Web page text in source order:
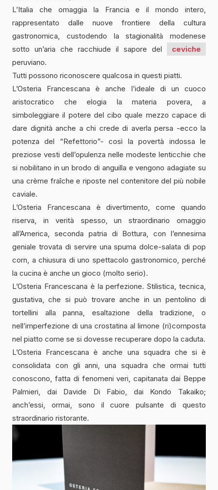
L’Italia che omaggia la Francia e il mondo intero,
rappresentato dalle nuove frontiere della cultura
gastronomica, custodendo la stagionalità modenese
sotto un’aria che racchiude il sapore del
ceviche
peruviano.
Tutti possono riconoscere qualcosa in questi piatti.
L’Osteria Francescana è anche l’ideale di un cuoco
aristocratico che elogia la materia povera, a
simboleggiare il potere del cibo quale mezzo capace di
dare dignità anche a chi crede di averla persa -ecco la
potenza del “Refettorio”- così la povertà indossa le
preziose vesti dell’opulenza nelle modeste lenticchie che
si nobilitano in un brodo di anguilla e vengono adagiate su
una crème fraîche e riposte nel contenitore del più nobile
caviale.
L’Osteria Francescana è divertimento, come quando
riserva, in verità spesso, un straordinario omaggio
all’America, seconda patria di Bottura, con l’ennesima
geniale trovata di servire una spuma dolce-salata di pop
corn, a chiusura di uno spettacolo gastronomico, perché
la cucina è anche un gioco (molto serio).
L’Osteria Francescana è la perfezione. Stilistica, tecnica,
gustativa, che si può trovare anche in un pentolino di
tortellini alla panna, esaltazione della tradizione, o
nell’imperfezione di una crostatina al limone (ri)composta
nel piatto come se si dovesse recuperare dopo la caduta.
L’Osteria Francescana è anche una squadra che si è
consolidata con gli anni, una squadra che ormai tutti
conoscono, fatta di fenomeni veri, capitanata dai Beppe
Palmieri, dai Davide Di Fabio, dai Kondo Takaiko;
anch’essi, ormai, sono il cuore pulsante di questo
straordinario ristorante.